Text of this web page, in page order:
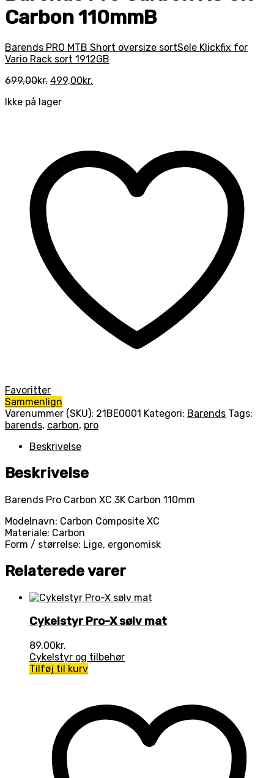
Carbon 110mmB
Barends PRO MTB Short oversize sortSele Klickfix for
Vario Rack sort 1912GB
699,00kr. Den
pris
499,00kr.
Ikke på lager
Favoritter
Sammenlign
Varenummer (SKU): 21BE0001 Kategori: Barends Tags:
barends, carbon, pro
Beskrivelse
Beskrivelse
Barends Pro Carbon XC 3K Carbon 110mm
Modelnavn: Carbon Composite XC
Materiale: Carbon
Form / størrelse: Lige, ergonomisk
Relaterede varer
Cykelstyr Pro-X sølv mat
89,00kr.
Cykelstyr og tilbehør
Tilføj til kurv